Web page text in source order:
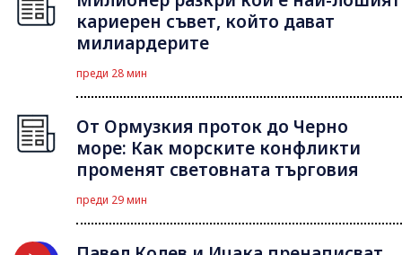
кариерен съвет, който дават
милиардерите
преди 28 мин
От Ормузкия проток до Черно
море: Как морските конфликти
променят световната търговия
преди 29 мин